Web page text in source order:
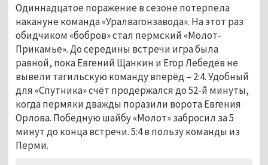
Одиннадцатое поражение в сезоне потерпела
накануне команда «Уралвагонзавода». На этот раз
обидчиком «бобров» стал пермский «Молот-
Прикамье». До середины встречи игра была
равной, пока Евгений Щанкин и Егор Лебедев не
вывели тагильскую команду вперёд – 2:4. Удобный
для «Спутника» счёт продержался до 52-й минуты,
когда пермяки дважды поразили ворота Евгения
Орлова. Победную шайбу «Молот» забросил за 5
минут до конца встречи. 5:4 в пользу команды из
Перми.